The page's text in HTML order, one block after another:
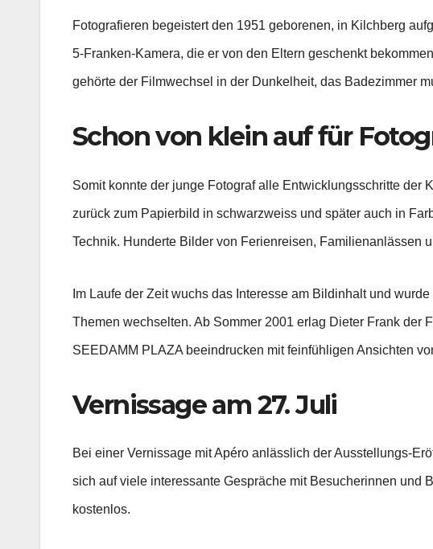
Fotografieren begeistert den 1951 geborenen, in Kilchberg
5-Franken-Kamera, die er von den Eltern geschenkt
gehörte der Filmwechsel in der Dunkelheit, das Badezimmer
Schon von klein auf für
Somit konnte der junge Fotograf alle Entwicklungsschritte der
zurück zum Papierbild in schwarzweiss und später auch in
Technik. Hunderte Bilder von Ferienreisen, Familienanlässen
Im Laufe der Zeit wuchs das Interesse am Bildinhalt und
Themen wechselten. Ab Sommer 2001 erlag Dieter Frank der
SEEDAMM PLAZA beeindrucken mit feinfühligen Ansichten
Vernissage am 27. Juli
Bei einer Vernissage mit Apéro anlässlich der Ausstellungs-
sich auf viele interessante Gespräche mit Besucherinnen und
kostenlos.